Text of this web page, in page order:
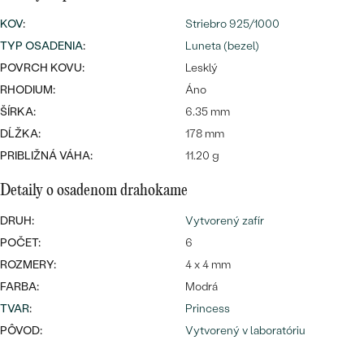
Najpredávanejšie
svadobné
obrúčky
PREZRIEŤ
DRAHOKAM
PODĽA MATERIÁLU
ZLATO
PLATINA
STRIEBRO
S LAB GROWN DIAMANTMI
S PERLAMI
PODĽA ŠTÝLU
PERSONALIZOVANÉ
SYMBOLICKÉ
MINIMALISTICKÉ
PODĽA PRÍLEŽITOSTI
CENOVO DOSTUPNÉ
LUXUSNÉ
LUXUSNÉ
KOV:
Striebro 925/1000
TYP OSADENIA:
Luneta (bezel)
POVRCH KOVU:
Lesklý
RHODIUM:
Áno
ŠÍRKA:
6.35 mm
DĹŽKA:
178 mm
PRIBLIŽNÁ VÁHA:
11.20 g
Detaily o osadenom drahokame
DRUH:
Vytvorený zafír
POČET:
6
ROZMERY:
4 x 4 mm
FARBA:
Modrá
TVAR:
Princess
PÔVOD:
Vytvorený v laboratóriu